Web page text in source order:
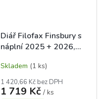
Diář Filofax Finsbury s
náplní 2025 + 2026,
Skladem (1 ks)
1 420,66 Kč bez DPH
1 719 Kč / ks